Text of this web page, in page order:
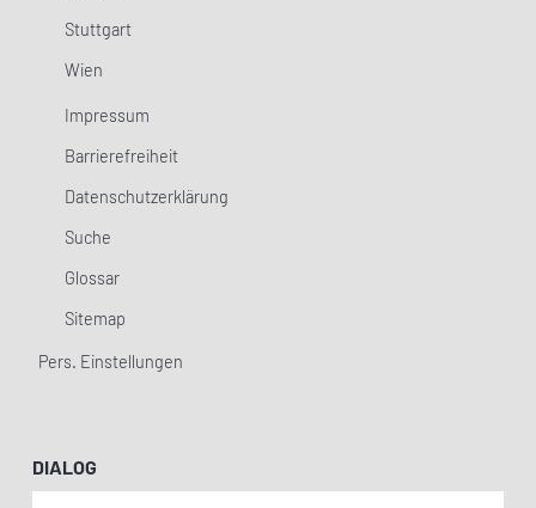
Stuttgart
Wien
Impressum
Barrierefreiheit
Datenschutzerklärung
Suche
Glossar
Sitemap
Pers. Einstellungen
DIALOG